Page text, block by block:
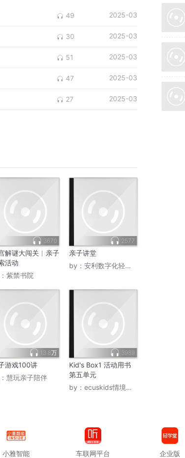
49 2025-03
30 2025-03
51 2025-03
47 2025-03
27 2025-03
3670
解谜大闯关︳亲子
活动
紫禁书院
2577
亲子讲堂
by： 安利数字化轻创业平台
13.8万
游戏100讲
慧玩亲子陪伴
3989
Kid's Box1 活动用书
第五单元
by： ecuskids情境英语
小雅智能 车联网平台 企业版